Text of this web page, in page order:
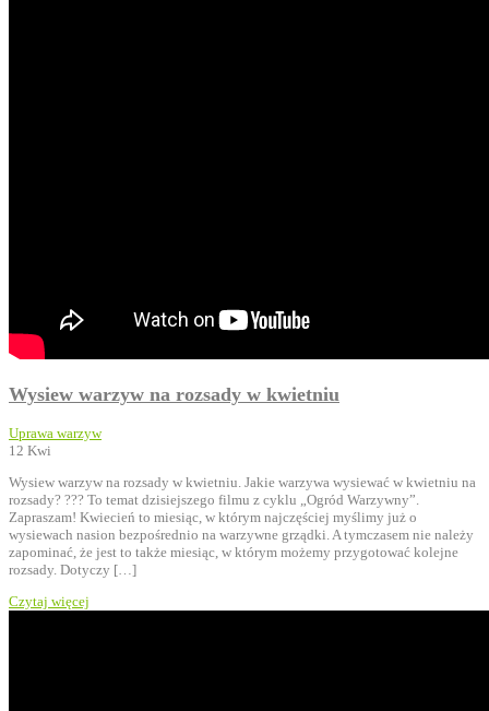
Wysiew warzyw na rozsady w kwietniu
Uprawa warzyw
12 Kwi
Wysiew warzyw na rozsady w kwietniu. Jakie warzywa wysiewać w kwietniu na
rozsady? ??? To temat dzisiejszego filmu z cyklu „Ogród Warzywny”.
Zapraszam! Kwiecień to miesiąc, w którym najczęściej myślimy już o
wysiewach nasion bezpośrednio na warzywne grządki. A tymczasem nie należy
zapominać, że jest to także miesiąc, w którym możemy przygotować kolejne
rozsady. Dotyczy […]
Czytaj więcej